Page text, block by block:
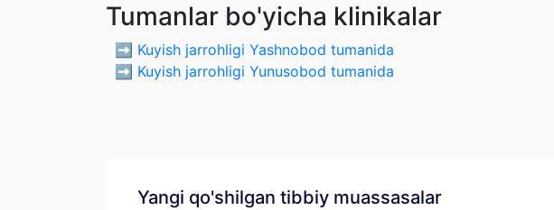
Tumanlar bo'yicha klinikalar
➡️ Kuyish jarrohligi Yashnobod tumanida
➡️ Kuyish jarrohligi Yunusobod tumanida
Yangi qo'shilgan tibbiy muassasalar